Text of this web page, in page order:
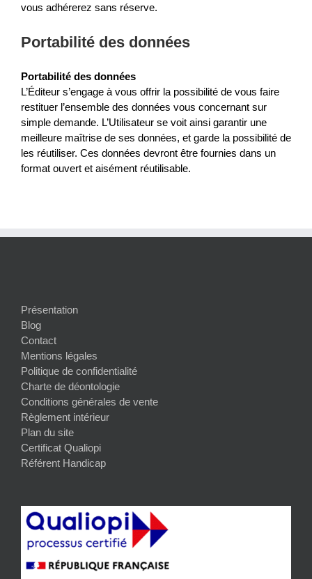
vous adhérerez sans réserve.
Portabilité des données
Portabilité des données
L’Éditeur s’engage à vous offrir la possibilité de vous faire
restituer l’ensemble des données vous concernant sur
simple demande. L’Utilisateur se voit ainsi garantir une
meilleure maîtrise de ses données, et garde la possibilité de
les réutiliser. Ces données devront être fournies dans un
format ouvert et aisément réutilisable.
Présentation
Blog
Contact
Mentions légales
Politique de confidentialité
Charte de déontologie
Conditions générales de vente
Règlement intérieur
Plan du site
Certificat Qualiopi
Référent Handicap